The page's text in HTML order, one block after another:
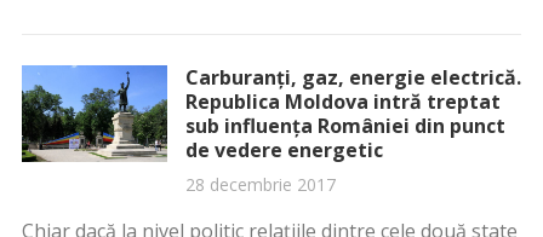
Carburanţi, gaz, energie electrică.
Republica Moldova intră treptat
sub influenţa României din punct
de vedere energetic
28 decembrie 2017
Chiar dacă la nivel politic relaţiile dintre cele două state